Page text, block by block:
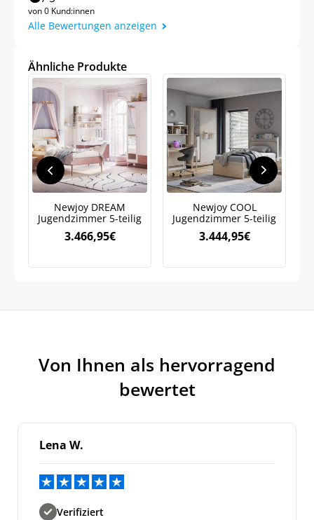
von 0 Kund:innen
Alle Bewertungen anzeigen
Ähnliche Produkte
Newjoy DREAM
Jugendzimmer 5-teilig
3.466,95€
Newjoy COOL
Jugendzimmer 5-teilig
3.444,95€
Von Ihnen als hervorragend
bewertet
Lena W.
Verifiziert